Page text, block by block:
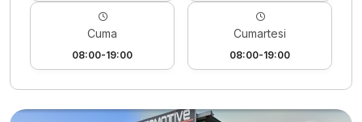
Cuma
08:00-19:00
Cumartesi
08:00-19:00